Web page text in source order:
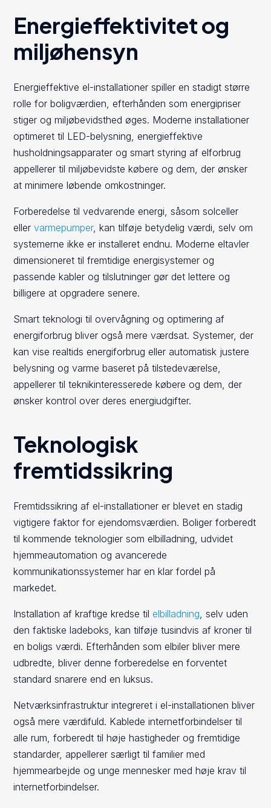
Energieffektivitet og
miljøhensyn
Energieffektive el-installationer spiller en stadigt større
rolle for boligværdien, efterhånden som energipriser
stiger og miljøbevidsthed øges. Moderne installationer
optimeret til LED-belysning, energieffektive
husholdningsapparater og smart styring af elforbrug
appellerer til miljøbevidste købere og dem, der ønsker
at minimere løbende omkostninger.
Forberedelse til vedvarende energi, såsom solceller
ellervarmepumper, kan tilføje betydelig værdi, selv om
systemerne ikke er installeret endnu. Moderne eltavler
dimensioneret til fremtidige energisystemer og
passende kabler og tilslutninger gør det lettere og
billigere at opgradere senere.
Smart teknologi til overvågning og optimering af
energiforbrug bliver også mere værdsat. Systemer, der
kan vise realtids energiforbrug eller automatisk justere
belysning og varme baseret på tilstedeværelse,
appellerer til teknikinteresserede købere og dem, der
ønsker kontrol over deres energiudgifter.
Teknologisk
fremtidssikring
Fremtidssikring af el-installationer er blevet en stadig
vigtigere faktor for ejendomsværdien. Boliger forberedt
til kommende teknologier som elbilladning, udvidet
hjemmeautomation og avancerede
kommunikationssystemer har en klar fordel på
markedet.
Installation af kraftige kredse tilelbilladning , selv uden
den faktiske ladeboks, kan tilføje tusindvis af kroner til
en boligs værdi. Efterhånden som elbiler bliver mere
udbredte, bliver denne forberedelse en forventet
standard snarere end en luksus.
Netværksinfrastruktur integreret i el-installationen bliver
også mere værdifuld. Kablede internetforbindelser til
alle rum, forberedt til høje hastigheder og fremtidige
standarder, appellerer særligt til familier med
hjemmearbejde og unge mennesker med høje krav til
internetforbindelser.